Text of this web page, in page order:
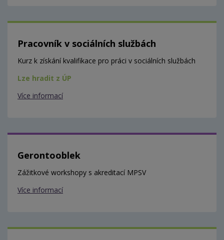
Pracovník v sociálních službách
Kurz k získání kvalifikace pro práci v sociálních službách
Lze hradit z ÚP
Více informací
Gerontooblek
Zážitkové workshopy s akreditací MPSV
Více informací